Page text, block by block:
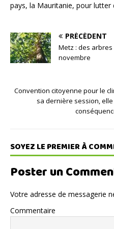
pays, la Mauritanie, pour lutter
PRÉCÉDENT
Metz : des
novembre
Convention citoyenne pour le
sa dernière session,
SOYEZ LE PREMIER À
Poster un
Votre adresse de messagerie
Commentaire